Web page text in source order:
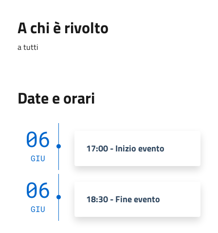
A chi è rivolto
a tutti
Date e orari
06
GIU
17:00 - Inizio evento
06
GIU
18:30 - Fine evento